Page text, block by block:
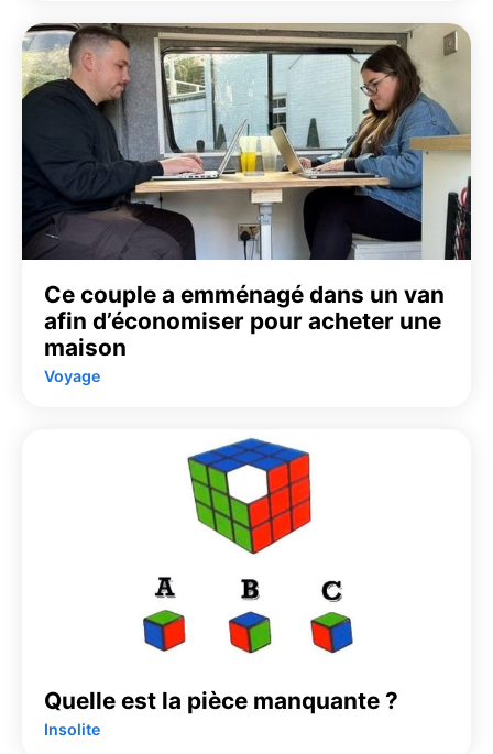
Ce couple a emménagé dans un van
afin d’économiser pour acheter une
maison
Voyage
Quelle est la pièce manquante ?
Insolite